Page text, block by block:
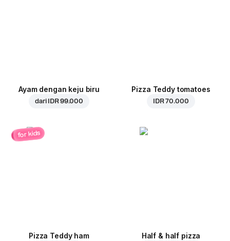
Ayam dengan keju biru
dari IDR 99.000
Pizza Teddy tomatoes
IDR 70.000
for kids
Pizza Teddy ham Half & half pizza